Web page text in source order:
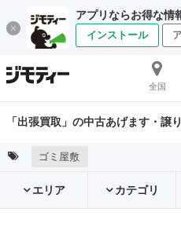
アプリならお得な情
インストール
全国
「出張買取」の中古あげます・譲
ゴミ屋敷
エリア カテゴリ